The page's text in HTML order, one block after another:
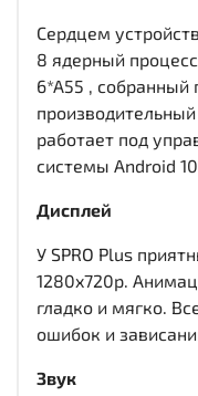
Сердцем
8 ядерный
6*A55 , собранный
работает под
системы Android 10.
Дисплей
У SPRO Plus
1280x720р.
гладко и мягко.
ошибок и
Звук